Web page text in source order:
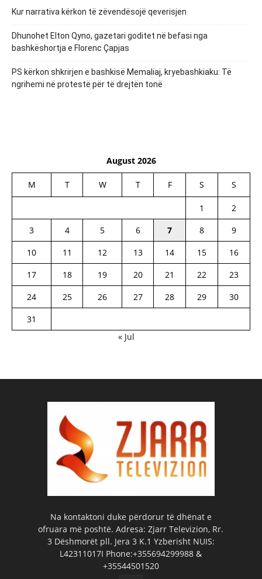
Kur narrativa kërkon të zëvendësojë qeverisjen
Dhunohet Elton Qyno, gazetari goditet në befasi nga
bashkëshortja e Florenc Çapjas
PS kërkon shkrirjen e bashkisë Memaliaj, kryebashkiaku: Të
ngrihemi në protestë për të drejtën tonë
August 2026
M T W T F S S
1
2
3
4 5 6 7 8
9
10
11 12 13 14 15
16
17
18 19 20 21 22
23
24
25 26 27 28 29
30
31
« Jul
Na kontaktoni duke përdorur të dhënat e
ofruara më poshtë. Adresa: Zjarr Televizion, Rr.
3 Dëshmorët pll. Jera 3 K.1 Yzberisht NUIS:
L42311017I Phone:+355694299988 &
+35544501520